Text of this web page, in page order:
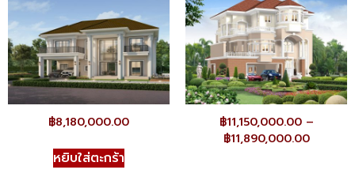
฿8,180,000.00
หยิบใส่ตะกร้า
฿11,150,000.00–
฿11,890,000.00